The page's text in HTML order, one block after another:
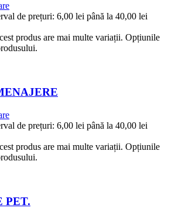
de prețuri: 6,00 lei până la 40,00 lei
produs are mai multe variații. Opțiunile
de prețuri: 6,00 lei până la 40,00 lei
produs are mai multe variații. Opțiunile
PET.